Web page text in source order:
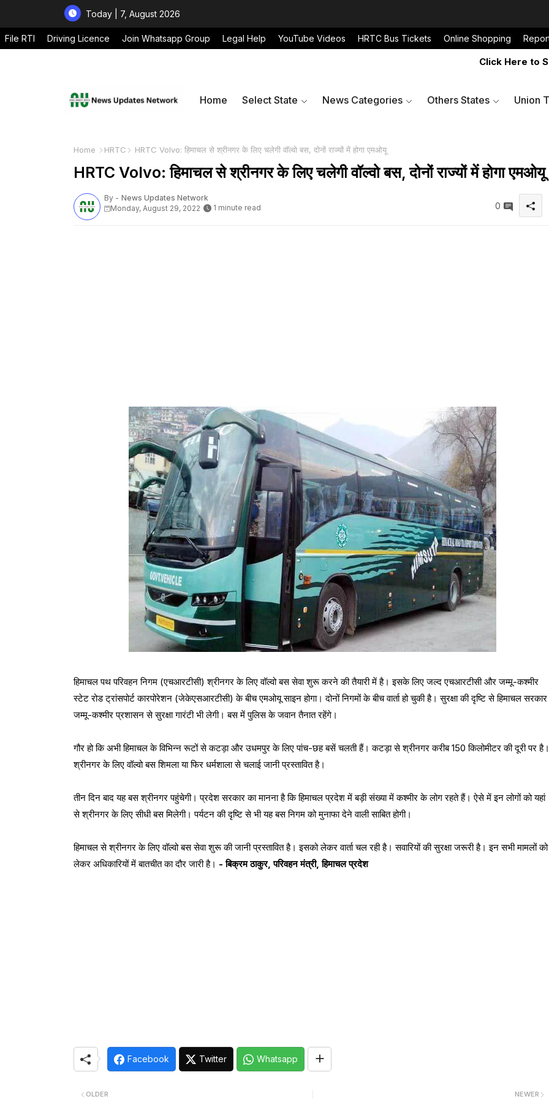
Today | 7, August 2026
File RTI Driving Licence Join Whatsapp Group Legal Help YouTube Videos HRTC Bus Tickets Online Shopping
Click Here to Share
Home Select State News Categories Others States Union
Home HRTC HRTC Volvo: हिमाचल से श्रीनगर के लिए चलेगी वॉल्वो बस, दोनों राज्यों में होगा एमओयू
HRTC Volvo: हिमाचल से श्रीनगर के लिए चलेगी वॉल्वो बस, दोनों राज्यों में होगा एमओयू
By - News Updates Network
Monday, August 29, 2022
1 minute read 0
हिमाचल पथ परिवहन निगम (एचआरटीसी) श्रीनगर के लिए वॉल्वो बस सेवा शुरू करने की तैयारी में है। इसके लिए जल्द एचआरटीसी और जम्मू-कश्मीर
स्टेट रोड ट्रांसपोर्ट कारपोरेशन (जेकेएसआरटीसी) के बीच एमओयू साइन होगा। दोनों निगमों के बीच वार्ता हो चुकी है। सुरक्षा की दृष्टि से हिमाचल सरकार
जम्मू-कश्मीर प्रशासन से सुरक्षा गारंटी भी लेगी। बस में पुलिस के जवान तैनात रहेंगे।
गौर हो कि अभी हिमाचल के विभिन्न रूटों से कटड़ा और उधमपुर के लिए पांच-छह बसें चलती हैं। कटड़ा से श्रीनगर करीब 150 किलोमीटर की दूरी पर है।
श्रीनगर के लिए वॉल्वो बस शिमला या फिर धर्मशाला से चलाई जानी प्रस्तावित है।
तीन दिन बाद यह बस श्रीनगर पहुंचेगी। प्रदेश सरकार का मानना है कि हिमाचल प्रदेश में बड़ी संख्या में कश्मीर के लोग रहते हैं। ऐसे में इन लोगों को यहां
से श्रीनगर के लिए सीधी बस मिलेगी। पर्यटन की दृष्टि से भी यह बस निगम को मुनाफा देने वाली साबित होगी।
हिमाचल से श्रीनगर के लिए वॉल्वो बस सेवा शुरू की जानी प्रस्तावित है। इसको लेकर वार्ता चल रही है। सवारियों की सुरक्षा जरूरी है। इन सभी मामलों को
लेकर अधिकारियों में बातचीत का दौर जारी है। - बिक्रम ठाकुर, परिवहन मंत्री, हिमाचल प्रदेश
Facebook Twitter Whatsapp
NEWER
OLDER